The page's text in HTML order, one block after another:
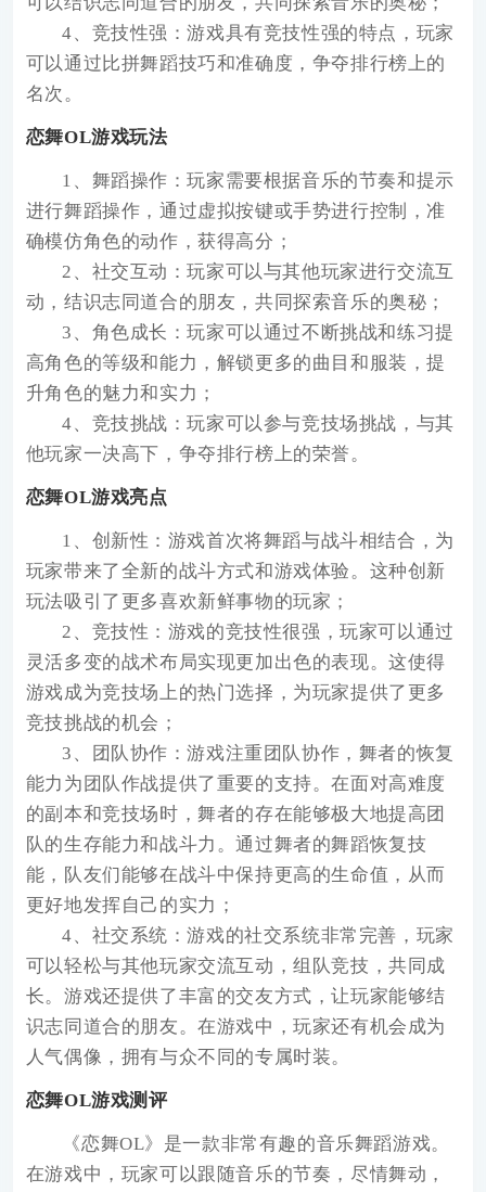
4、竞技性强：游戏具有竞技性强的特点，玩家
可以通过比拼舞蹈技巧和准确度，争夺排行榜上的
名次。
恋舞OL游戏玩法
1、舞蹈操作：玩家需要根据音乐的节奏和提示
进行舞蹈操作，通过虚拟按键或手势进行控制，准
确模仿角色的动作，获得高分；
2、社交互动：玩家可以与其他玩家进行交流互
动，结识志同道合的朋友，共同探索音乐的奥秘；
3、角色成长：玩家可以通过不断挑战和练习提
高角色的等级和能力，解锁更多的曲目和服装，提
升角色的魅力和实力；
4、竞技挑战：玩家可以参与竞技场挑战，与其
他玩家一决高下，争夺排行榜上的荣誉。
恋舞OL游戏亮点
1、创新性：游戏首次将舞蹈与战斗相结合，为
玩家带来了全新的战斗方式和游戏体验。这种创新
玩法吸引了更多喜欢新鲜事物的玩家；
2、竞技性：游戏的竞技性很强，玩家可以通过
灵活多变的战术布局实现更加出色的表现。这使得
游戏成为竞技场上的热门选择，为玩家提供了更多
竞技挑战的机会；
3、团队协作：游戏注重团队协作，舞者的恢复
能力为团队作战提供了重要的支持。在面对高难度
的副本和竞技场时，舞者的存在能够极大地提高团
队的生存能力和战斗力。通过舞者的舞蹈恢复技
能，队友们能够在战斗中保持更高的生命值，从而
更好地发挥自己的实力；
4、社交系统：游戏的社交系统非常完善，玩家
可以轻松与其他玩家交流互动，组队竞技，共同成
长。游戏还提供了丰富的交友方式，让玩家能够结
识志同道合的朋友。在游戏中，玩家还有机会成为
人气偶像，拥有与众不同的专属时装。
恋舞OL游戏测评
《恋舞OL》是一款非常有趣的音乐舞蹈游戏。
在游戏中，玩家可以跟随音乐的节奏，尽情舞动，